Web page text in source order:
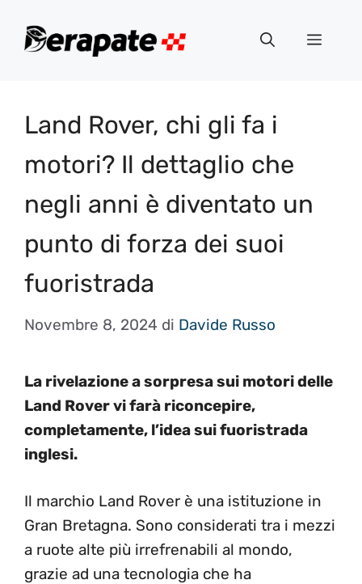
Menu
Land Rover, chi gli fa i
motori? Il dettaglio che
negli anni è diventato un
punto di forza dei suoi
fuoristrada
Novembre 8, 2024 di Davide Russo
La rivelazione a sorpresa sui motori delle
Land Rover vi farà riconcepire,
completamente, l’idea sui fuoristrada
inglesi.
Il marchio Land Rover è una istituzione in
Gran Bretagna. Sono considerati tra i mezzi
a ruote alte più irrefrenabili al mondo,
grazie ad una tecnologia che ha